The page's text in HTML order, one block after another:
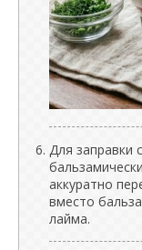
Для заправки
аккуратно
вместо
лайма.